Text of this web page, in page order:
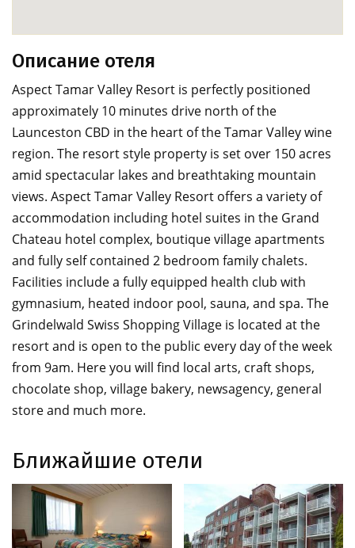
Описание отеля
Aspect Tamar Valley Resort is perfectly positioned
approximately 10 minutes drive north of the
Launceston CBD in the heart of the Tamar Valley wine
region. The resort style property is set over 150 acres
amid spectacular lakes and breathtaking mountain
views. Aspect Tamar Valley Resort offers a variety of
accommodation including hotel suites in the Grand
Chateau hotel complex, boutique village apartments
and fully self contained 2 bedroom family chalets.
Facilities include a fully equipped health club with
gymnasium, heated indoor pool, sauna, and spa. The
Grindelwald Swiss Shopping Village is located at the
resort and is open to the public every day of the week
from 9am. Here you will find local arts, craft shops,
chocolate shop, village bakery, newsagency, general
store and much more.
Ближайшие отели